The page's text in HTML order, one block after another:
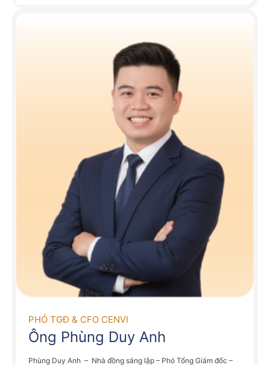
PHÓ TGĐ & CFO CENVI
Ông Phùng Duy Anh
Phùng Duy Anh – Nhà đồng sáng lập – Phó Tổng Giám đốc –